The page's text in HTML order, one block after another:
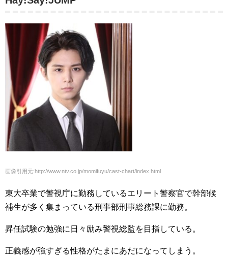
画像引用元:http://www.ntv.co.jp/momifuyu/cast-chart/index.html
東大卒業で警視庁に勤務しているエリート警察官で幹部候
補生が多く集まっている刑事部刑事総務課に勤務。
昇任試験の勉強に日々励み警視総監を目指している。
正義感が強すぎる性格がたまにあだになってしまう。